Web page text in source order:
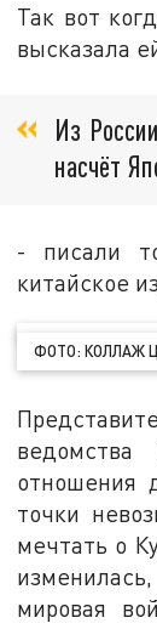
Так вот
высказала
Из
насчёт
- писали
китайское
ФОТО: КОЛЛАЖ
отношения
точки
мечтать о
мировая